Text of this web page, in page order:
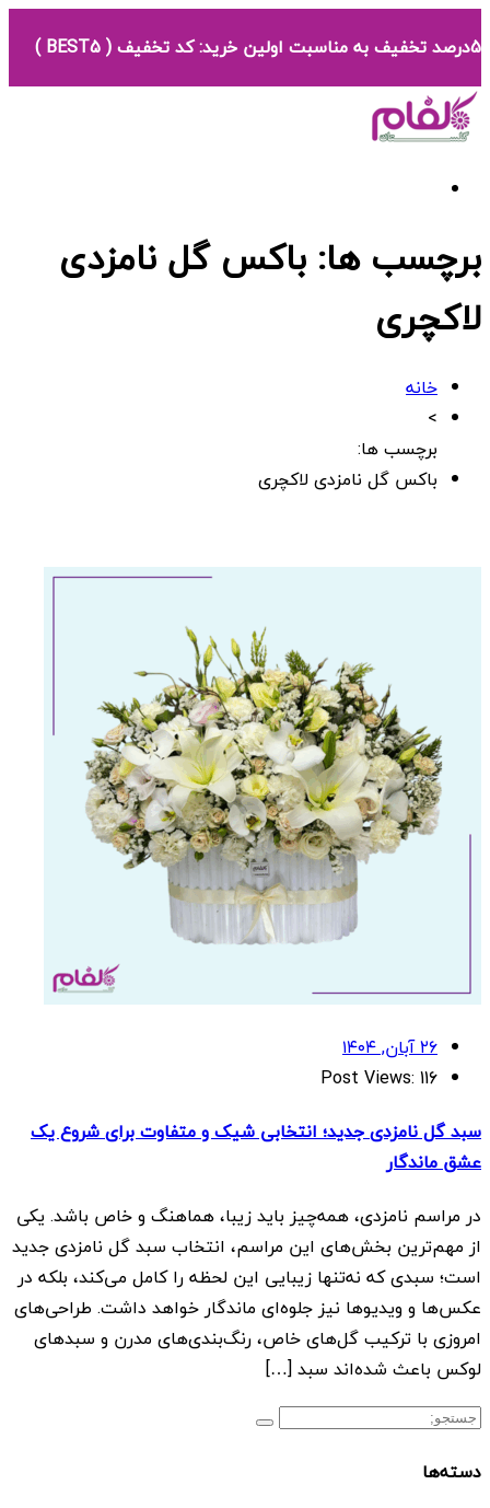
5درصد تخفیف به مناسبت اولین خرید: کد تخفیف ( BEST5 )
برچسب ها: باکس گل نامزدی
لاکچری
خانه
>
برچسب ها:
باکس گل نامزدی لاکچری
۲۶ آبان, ۱۴۰۴
Post Views: 116
سبد گل نامزدی جدید؛ انتخابی شیک و متفاوت برای شروع یک
عشق ماندگار
در مراسم نامزدی، همه‌چیز باید زیبا، هماهنگ و خاص باشد. یکی
از مهم‌ترین بخش‌های این مراسم، انتخاب سبد گل نامزدی جدید
است؛ سبدی که نه‌تنها زیبایی این لحظه را کامل می‌کند، بلکه در
عکس‌ها و ویدیوها نیز جلوه‌ای ماندگار خواهد داشت. طراحی‌های
امروزی با ترکیب گل‌های خاص، رنگ‌بندی‌های مدرن و سبدهای
لوکس باعث شده‌اند سبد […]
دسته‌ها